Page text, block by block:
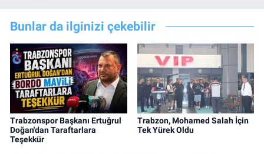
Bunlar da ilginizi çekebilir
Trabzonspor Başkanı Ertuğrul
Doğan'dan Taraftarlara
Teşekkür
Trabzon, Mohamed Salah İçin
Tek Yürek Oldu